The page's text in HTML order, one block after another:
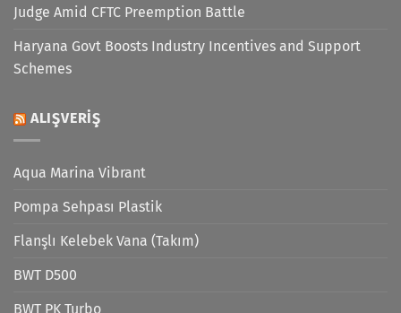
Judge Amid CFTC Preemption Battle
Haryana Govt Boosts Industry Incentives and Support
Schemes
ALIŞVERIŞ
Aqua Marina Vibrant
Pompa Sehpası Plastik
Flanşlı Kelebek Vana (Takım)
BWT D500
BWT PK Turbo